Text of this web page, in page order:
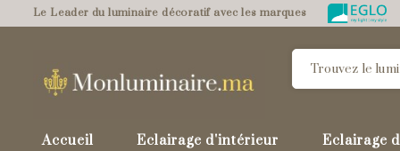
Le Leader du luminaire décoratif avec les marques
Accueil Eclairage d'intérieur Eclairage